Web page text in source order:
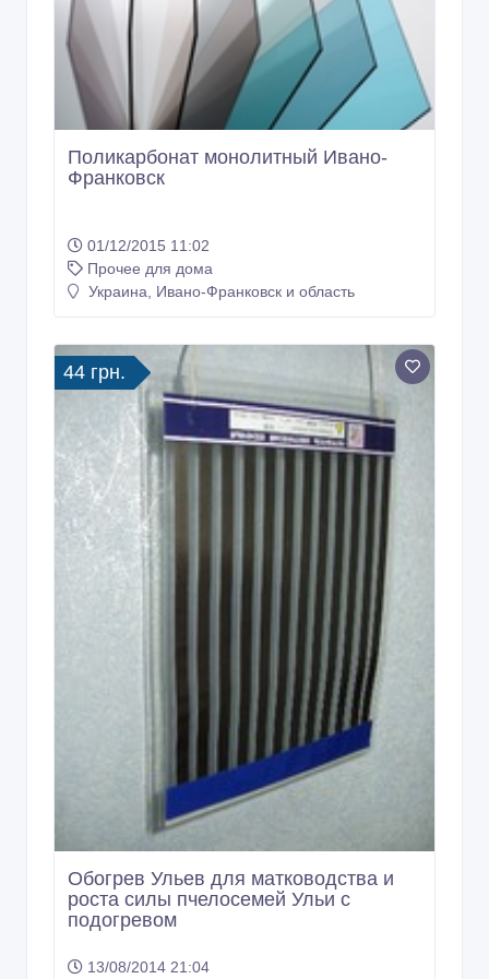
Поликарбонат монолитный Ивано-
Франковск
01/12/2015 11:02
Прочее для дома
Украина, Ивано-Франковск и область
44 грн.
Обогрев Ульев для матководства и
роста силы пчелосемей Ульи с
подогревом
13/08/2014 21:04